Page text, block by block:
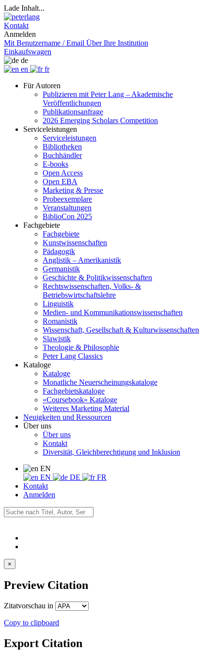
Lade Inhalt...
Kontakt
Anmelden
Mit Benutzername / Email Über Ihre Institution
Einkaufswagen
de
en
fr
Für Autoren
Publizieren mit Peter Lang – Akademische
Veröffentlichungen
Publikationsanfrage
2026 Emerging Scholars Competition
Serviceleistungen
Serviceleistungen
Bibliotheken
Buchhändler
E-books
Open Access
Open EBA
Marketing & Presse
Probeexemplare
Veranstaltungen
BiblioCon 2025
Fachgebiete
Fachgebiete
Kunstwissenschaften
Pädagogik
Anglistik – Amerikanistik
Germanistik
Geschichte & Politikwissenschaften
Rechtswissenschaften, Volks- &
Betriebswirtschaftslehre
Linguistik
Medien- und Kommunikationswissenschaften
Romanistik
Wissenschaft, Gesellschaft & Kulturwissenschaften
Slawistik
Theologie & Philosophie
Peter Lang Classics
Kataloge
Kataloge
Monatliche Neuerscheinungskataloge
Fachgebietskataloge
«Coursebook» Kataloge
Weiteres Marketing Material
Neuigkeiten und Ressourcen
Über uns
Über uns
Kontakt
Diversität, Gleichberechtigung und Inklusion
EN
EN
DE
FR
Kontakt
Anmelden
×
Preview Citation
Zitatvorschau in
Copy to clipboard
Export Citation